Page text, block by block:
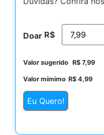
Doar R$
Valor sugerido R$ 7,99
Valor mímimo R$ 4,99
Eu Quero!